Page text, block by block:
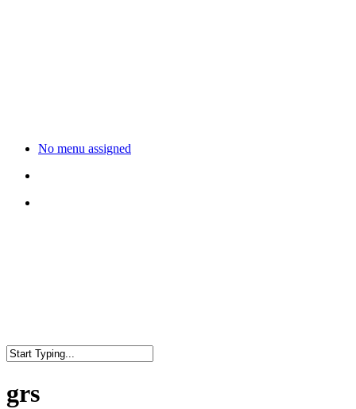
No menu assigned
grs